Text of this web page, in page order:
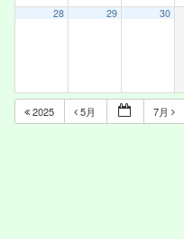
28 29 30
2025 5月 7月